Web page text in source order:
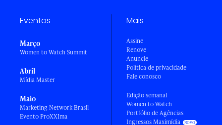
Eventos
Março
Women to Watch Summit
Abril
Mídia Master
Maio
Marketing Network Brasil
Evento ProXXIma
Mais
Assine
Renove
Anuncie
Política de privacidade
Fale conosco
Edição semanal
Women to Watch
Portfólio de Agências
Ingressos Maximídia